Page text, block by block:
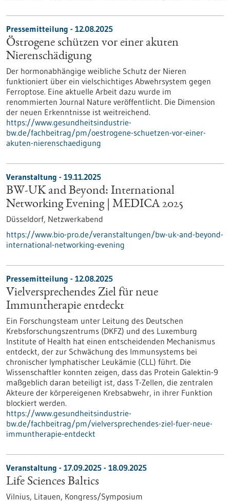
Pressemitteilung - 12.08.2025
Östrogene schützen vor einer akuten
Nierenschädigung
Der hormonabhängige weibliche Schutz der Nieren
funktioniert über ein vielschichtiges Abwehrsystem gegen
Ferroptose. Eine aktuelle Arbeit dazu wurde im
renommierten Journal Nature veröffentlicht. Die Dimension
der neuen Erkenntnisse ist weitreichend.
https://www.gesundheitsindustrie-
bw.de/fachbeitrag/pm/oestrogene-schuetzen-vor-einer-
akuten-nierenschaedigung
Veranstaltung - 19.11.2025
BW-UK and Beyond: International
Networking Evening | MEDICA 2025
Düsseldorf, Netzwerkabend
https://www.bio-pro.de/veranstaltungen/bw-uk-and-beyond-
international-networking-evening
Pressemitteilung - 12.08.2025
Vielversprechendes Ziel für neue
Immuntherapie entdeckt
Ein Forschungsteam unter Leitung des Deutschen
Krebsforschungszentrums (DKFZ) und des Luxemburg
Institute of Health hat einen entscheidenden Mechanismus
entdeckt, der zur Schwächung des Immunsystems bei
chronischer lymphatischer Leukämie (CLL) führt. Die
Wissenschaftler konnten zeigen, dass das Protein Galektin-9
maßgeblich daran beteiligt ist, dass T-Zellen, die zentralen
Akteure der körpereigenen Krebsabwehr, in ihrer Funktion
blockiert werden.
https://www.gesundheitsindustrie-
bw.de/fachbeitrag/pm/vielversprechendes-ziel-fuer-neue-
immuntherapie-entdeckt
Veranstaltung - 17.09.2025 - 18.09.2025
Life Sciences Baltics
Vilnius, Litauen, Kongress/Symposium